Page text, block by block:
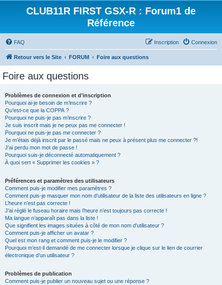
CLUB11R FIRST GSX-R : Forum1 de
Référence
FAQ Connexion
Inscription
Retour vers le Site FORUM Foire aux questions
Foire aux questions
Problèmes de connexion et d’inscription
Pourquoi ai-je besoin de m’inscrire ?
Qu’est-ce que la COPPA ?
Pourquoi ne puis-je pas m’inscrire ?
Je suis inscrit mais je ne peux pas me connecter !
Pourquoi ne puis-je pas me connecter ?
Je m’étais déjà inscrit par le passé mais ne peux à présent plus me connecter ?!
J’ai perdu mon mot de passe !
Pourquoi suis-je déconnecté automatiquement ?
À quoi sert « Supprimer les cookies » ?
Préférences et paramètres des utilisateurs
Comment puis-je modifier mes paramètres ?
Comment puis-je masquer mon nom d’utilisateur de la liste des utilisateurs en ligne ?
L’heure n’est pas correcte !
J’ai réglé le fuseau horaire mais l’heure n’est toujours pas correcte !
Ma langue n’apparaît pas dans la liste !
Que signifient les images situées à côté de mon nom d’utilisateur ?
Comment puis-je afficher un avatar ?
Quel est mon rang et comment puis-je le modifier ?
Pourquoi m’est-il demandé de me connecter lorsque je clique sur le lien de courrier
électronique d’un utilisateur ?
Problèmes de publication
Comment puis-je publier un nouveau sujet ou une réponse ?